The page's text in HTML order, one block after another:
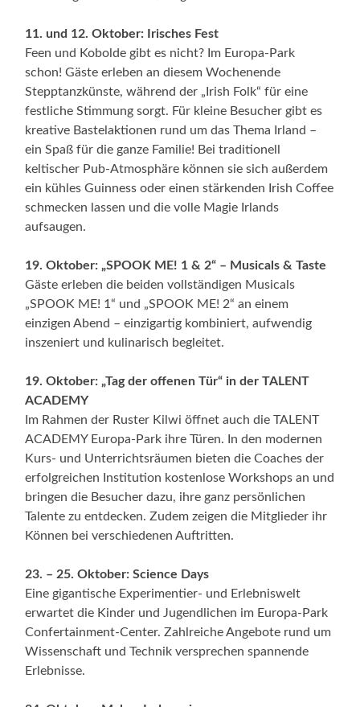
11. und 12. Oktober: Irisches Fest
Feen und Kobolde gibt es nicht? Im Europa-Park
schon! Gäste erleben an diesem Wochenende
Stepptanzkünste, während der „Irish Folk“ für eine
festliche Stimmung sorgt. Für kleine Besucher gibt es
kreative Bastelaktionen rund um das Thema Irland –
ein Spaß für die ganze Familie! Bei traditionell
keltischer Pub-Atmosphäre können sie sich außerdem
ein kühles Guinness oder einen stärkenden Irish Coffee
schmecken lassen und die volle Magie Irlands
aufsaugen.
19. Oktober: „SPOOK ME! 1 & 2“ – Musicals & Taste
Gäste erleben die beiden vollständigen Musicals
„SPOOK ME! 1“ und „SPOOK ME! 2“ an einem
einzigen Abend – einzigartig kombiniert, aufwendig
inszeniert und kulinarisch begleitet.
19. Oktober: „Tag der offenen Tür“ in der TALENT
ACADEMY
Im Rahmen der Ruster Kilwi öffnet auch die TALENT
ACADEMY Europa-Park ihre Türen. In den modernen
Kurs- und Unterrichtsräumen bieten die Coaches der
erfolgreichen Institution kostenlose Workshops an und
bringen die Besucher dazu, ihre ganz persönlichen
Talente zu entdecken. Zudem zeigen die Mitglieder ihr
Können bei verschiedenen Auftritten.
23. – 25. Oktober: Science Days
Eine gigantische Experimentier- und Erlebniswelt
erwartet die Kinder und Jugendlichen im Europa-Park
Confertainment-Center. Zahlreiche Angebote rund um
Wissenschaft und Technik versprechen spannende
Erlebnisse.